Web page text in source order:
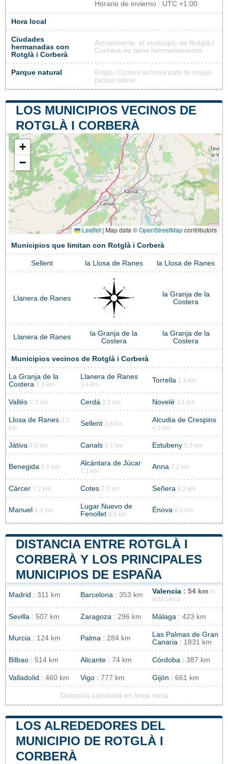
Horario de invierno : UTC +1:00
Hora local
Ciudades
hermanadas con
Rotglà i Corberà
Actualmente, el municipio de Rotglà i
Corberà no tiene hermanamiento
Parque natural
Rotglà i Corberà no forma parte de ningún
parque natural
LOS MUNICIPIOS VECINOS DE
ROTGLÀ I CORBERÀ
+
−
Leaflet | Map data ©OpenStreetMapcontributors
Municipios que limitan con Rotglà i Corberà
Sellent la Llosa de Ranes la Llosa de Ranes
Llanera de Ranes
la Granja de la
Costera
Llanera de Ranes
la Granja de la
Costera
la Granja de la
Costera
Municipios vecinos de Rotglà i Corberà
La Granja de la
Costera 1.1 km
Llanera de Ranes
1.4 km
Torrella 1.8 km
Vallés 2.2 km Cerdá 2.2 km Novelé 3.1 km
Llosa de Ranes 3.2
km
Sellent 3.6 km Alcudia de Crespins
4.3 km
Játiva 4.6 km Canals 5.1 km Estubeny 5.3 km
Benegida 6.1 km Alcántara de Júcar
7.1 km
Anna 7.2 km
Cárcer 7.2 km Cotes 7.5 km Señera 8.2 km
Manuel 8.2 km
Lugar Nuevo de
Fenollet 8.5 km
Énova 8.6 km
DISTANCIA ENTRE ROTGLÀ I
CORBERÀ Y LOS PRINCIPALES
MUNICIPIOS DE ESPAÑA
Madrid : 311 km Barcelona : 353 km Valencia : 54 km el
más cerca
Sevilla : 507 km Zaragoza : 296 km Málaga : 423 km
Murcia : 124 km Palma : 284 km
Las Palmas de Gran
Canaria : 1831 km
Bilbao : 514 km Alicante : 74 km Córdoba : 387 km
Valladolid : 460 km Vigo : 777 km Gijón : 661 km
Distancia calculada en línea recta
LOS ALREDEDORES DEL
MUNICIPIO DE ROTGLÀ I
CORBERÀ